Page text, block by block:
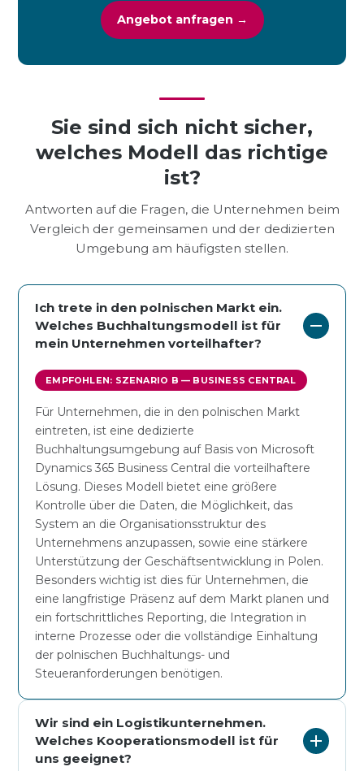
Angebot anfragen →
Sie sind sich nicht sicher,
welches Modell das richtige
ist?
Antworten auf die Fragen, die Unternehmen beim
Vergleich der gemeinsamen und der dedizierten
Umgebung am häufigsten stellen.
Ich trete in den polnischen Markt ein.
Welches Buchhaltungsmodell ist für
mein Unternehmen vorteilhafter?
EMPFOHLEN: SZENARIO B — BUSINESS CENTRAL
Für Unternehmen, die in den polnischen Markt
eintreten, ist eine dedizierte
Buchhaltungsumgebung auf Basis von Microsoft
Dynamics 365 Business Central die vorteilhaftere
Lösung. Dieses Modell bietet eine größere
Kontrolle über die Daten, die Möglichkeit, das
System an die Organisationsstruktur des
Unternehmens anzupassen, sowie eine stärkere
Unterstützung der Geschäftsentwicklung in Polen.
Besonders wichtig ist dies für Unternehmen, die
eine langfristige Präsenz auf dem Markt planen und
ein fortschrittliches Reporting, die Integration in
interne Prozesse oder die vollständige Einhaltung
der polnischen Buchhaltungs- und
Steueranforderungen benötigen.
Wir sind ein Logistikunternehmen.
Welches Kooperationsmodell ist für
uns geeignet?